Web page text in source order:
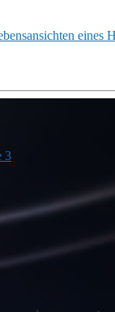
eines
3